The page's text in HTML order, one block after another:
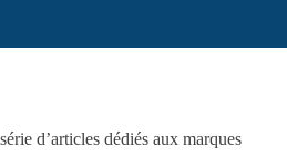
d’articles dédiés aux marques